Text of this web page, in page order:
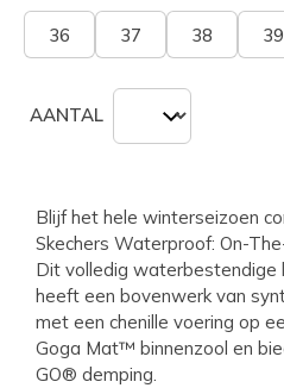
36 37 38 39
AANTAL
Blijf het hele winterseizoen
Skechers Waterproof: On-
Dit volledig waterbestendige
heeft een bovenwerk van
met een chenille voering op
Goga Mat™ binnenzool en
GO® demping.